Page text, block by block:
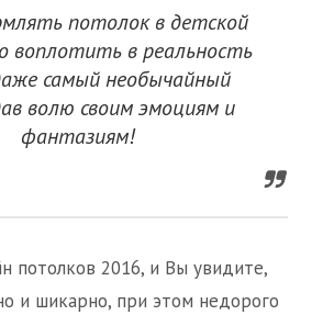
потолок в детской
воплотить в реальность
самый необычайный
волю своим эмоциям и
фантазиям!
потолков 2016, и Вы увидите,
и шикарно, при этом недорого